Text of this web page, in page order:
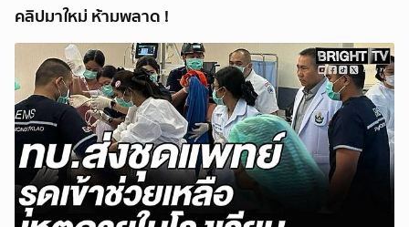
คลิปมาใหม่ ห้ามพลาด !